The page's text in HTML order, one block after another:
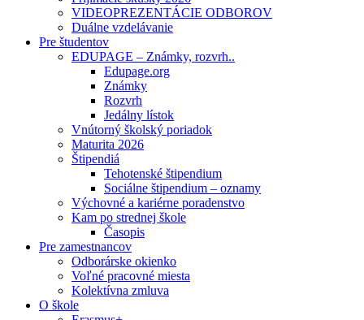
VIDEOPREZENTÁCIE ODBOROV
Duálne vzdelávanie
Pre študentov
EDUPAGE – Známky, rozvrh..
Edupage.org
Známky
Rozvrh
Jedálny lístok
Vnútorný školský poriadok
Maturita 2026
Štipendiá
Tehotenské štipendium
Sociálne štipendium – oznamy
Výchovné a kariérne poradenstvo
Kam po strednej škole
Časopis
Pre zamestnancov
Odborárske okienko
Voľné pracovné miesta
Kolektívna zmluva
O škole